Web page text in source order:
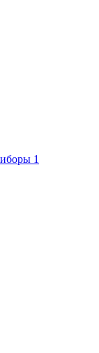
1